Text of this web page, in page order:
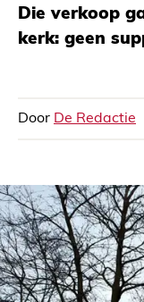
Die verkoop
kerk: geen
Door De Redactie